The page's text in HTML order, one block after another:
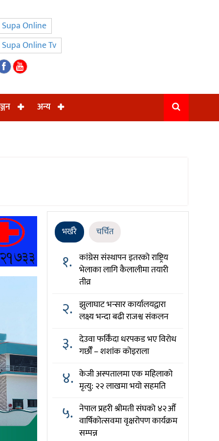
Supa Online
Supa Online Tv
अन्य
भर्खरै चर्चित
१. कांग्रेस संस्थापन इतरको राष्ट्रिय
भेलाका लागि कैलालीमा तयारी
तीव्र
२. झुलाघाट भन्सार कार्यालयद्वारा
लक्ष्य भन्दा बढी राजश्व संकलन
३. देउवा फर्किँदा धरपकड भए विरोध
गर्छौँं – शशांक कोइराला
४. केजी अस्पतालमा एक महिलाको
मृत्यु: २२ लाखमा भयो सहमति
५. नेपाल प्रहरी श्रीमती संघको ४२औँ
वार्षिकोत्सवमा वृक्षरोपण कार्यक्रम
सम्पन्न